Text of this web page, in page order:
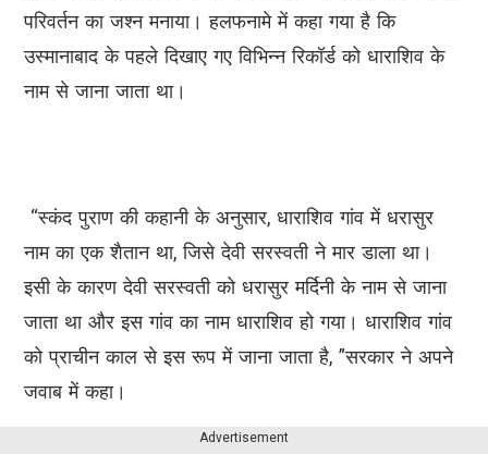
परिवर्तन का जश्न मनाया। हलफनामे में कहा गया है कि
उस्मानाबाद के पहले दिखाए गए विभिन्न रिकॉर्ड को धाराशिव के
नाम से जाना जाता था।
“स्कंद पुराण की कहानी के अनुसार, धाराशिव गांव में धरासुर
नाम का एक शैतान था, जिसे देवी सरस्वती ने मार डाला था।
इसी के कारण देवी सरस्वती को धरासुर मर्दिनी के नाम से जाना
जाता था और इस गांव का नाम धाराशिव हो गया। धाराशिव गांव
को प्राचीन काल से इस रूप में जाना जाता है, ”सरकार ने अपने
जवाब में कहा।
Advertisement